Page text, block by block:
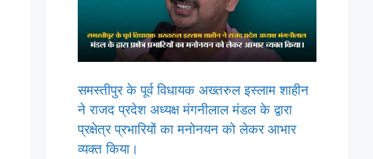
समस्तीपुर के पूर्व विधायक अख्तरुल इस्लाम शाहीन
ने राजद प्रदेश अध्यक्ष मंगनीलाल मंडल के द्वारा
प्रक्षेत्र प्रभारियों का मनोनयन को लेकर आभार
व्यक्त किया।